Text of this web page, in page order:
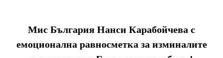
Мис България Нанси Карабойчева с
емоционална равносметка за изминалите